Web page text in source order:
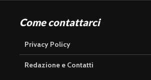
Come contattarci
Privacy Policy
Redazione e Contatti